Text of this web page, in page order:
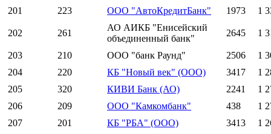
201
223 ООО "АвтоКредитБанк" 1973 1
202 261
АО АИКБ "Енисейский
объединенный банк"
2645 1
203 210 ООО "банк Раунд" 2506
1
204
220 КБ "Новый век" (ООО) 3417
1
205
320 КИВИ Банк (АО) 2241
1
206
209 ООО "Камкомбанк" 438
1
207
201 КБ "РБА" (ООО) 3413
1